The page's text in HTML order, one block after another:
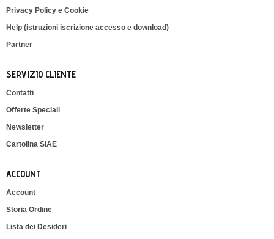
Privacy Policy e Cookie
Help (istruzioni iscrizione accesso e download)
Partner
SERVIZIO CLIENTE
Contatti
Offerte Speciali
Newsletter
Cartolina SIAE
ACCOUNT
Account
Storia Ordine
Lista dei Desideri